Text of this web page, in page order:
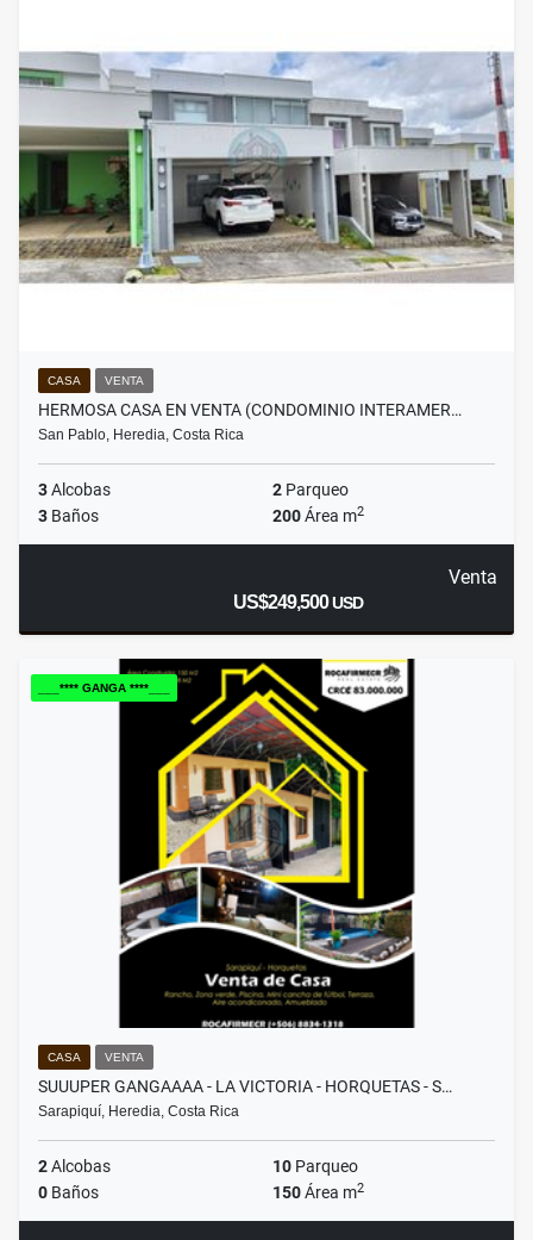
CASA VENTA
HERMOSA CASA EN VENTA (CONDOMINIO INTERAMER…
San Pablo, Heredia, Costa Rica
3Alcobas 2 Parqueo
3 Baños 200Área m2
Venta
US$249,500USD
___**** GANGA ****___
CASA VENTA
SUUUPER GANGAAAA - LA VICTORIA - HORQUETAS - S…
Sarapiquí, Heredia, Costa Rica
2Alcobas 10 Parqueo
0 Baños 150Área m2